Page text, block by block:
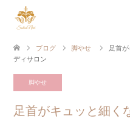
ブログ 脚やせ
足首
ディサロン
脚やせ
足首がキュッと細く